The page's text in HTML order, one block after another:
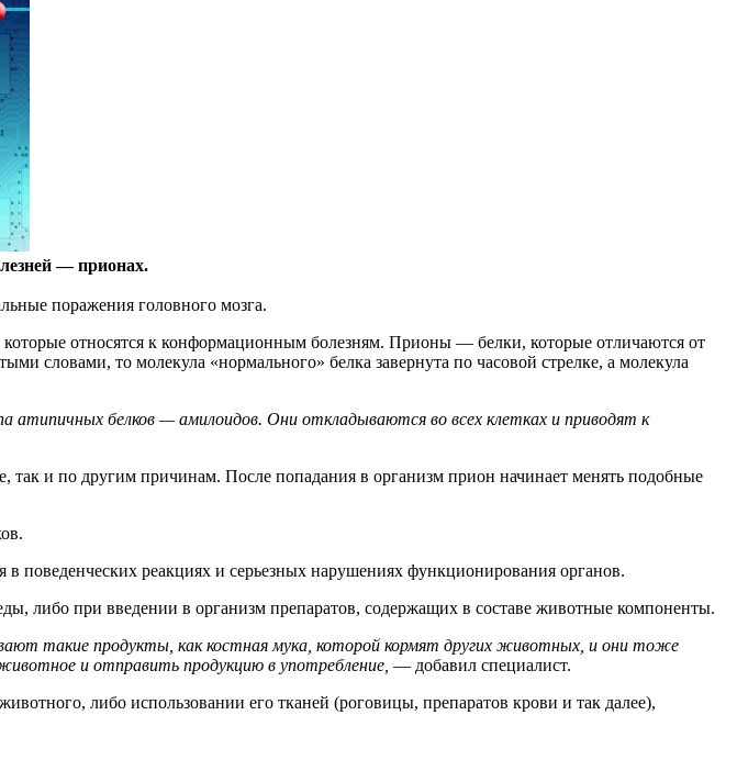
— прионах.
поражения головного мозга.
относятся к конформационным болезням. Прионы — белки, которые отличаются от
словами, то молекула «нормального» белка завернута по часовой стрелке, а молекула
атипичных белков — амилоидов. Они откладываются во всех клетках и приводят к
так и по другим причинам. После попадания в организм прион начинает менять подобные
поведенческих реакциях и серьезных нарушениях функционирования органов.
либо при введении в организм препаратов, содержащих в составе животные компоненты.
такие продукты, как костная мука, которой кормят других животных, и они тоже
и отправить продукцию в употребление, — добавил специалист.
либо использовании его тканей (роговицы, препаратов крови и так далее),